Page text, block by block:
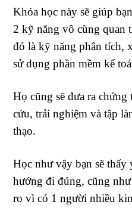
Khóa học này sẽ giúp
2 kỹ năng vô cùng quan
đó là kỹ năng phân tích,
sử dụng phần mềm kế
Họ cũng sẽ đưa ra
cứu, trải nghiệm và tập
thạo.
Học như vậy bạn sẽ
hướng đi đúng, cũng
ro vì có 1 người nhiều